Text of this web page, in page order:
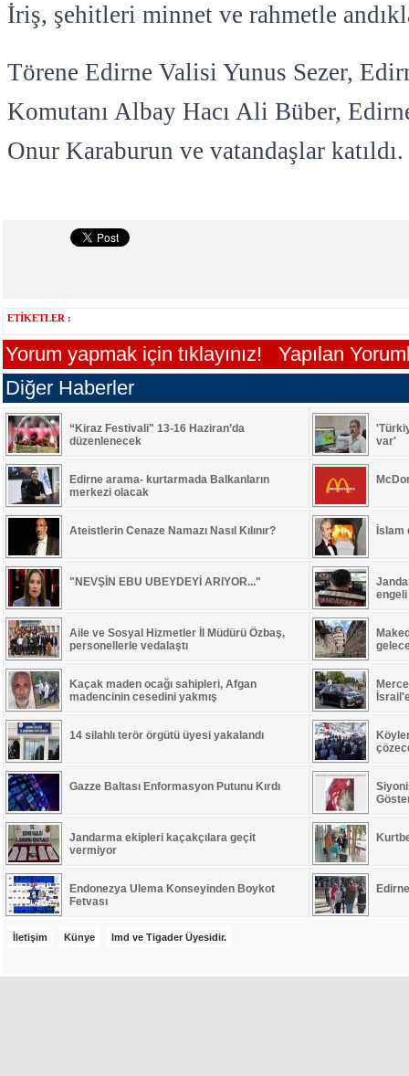
İriş, şehitleri minnet ve rahmetle
Törene Edirne Valisi Yunus Sezer,
Komutanı Albay Hacı Ali Büber,
Onur Karaburun ve vatandaşlar katıldı.
ETİKETLER :
Yorum yapmak için tıklayınız!
Yapılan
Diğer Haberler
“Kiraz Festivali" 13-16 Haziran’da
düzenlenecek
var'
Edirne arama- kurtarmada Balkanların
merkezi olacak
Ateistlerin Cenaze Namazı Nasıl Kılınır? İslam
"NEVŞİN EBU UBEYDEYİ ARIYOR..."
Aile ve Sosyal Hizmetler İl Müdürü Özbaş,
personellerle vedalaştı
Kaçak maden ocağı sahipleri, Afgan
madencinin cesedini yakmış
14 silahlı terör örgütü üyesi yakalandı
Gazze Baltası Enformasyon Putunu Kırdı
Jandarma ekipleri kaçakçılara geçit
vermiyor
Endonezya Ulema Konseyinden Boykot
Fetvası
İletişim Künye Imd ve Tigader Üyesidir.